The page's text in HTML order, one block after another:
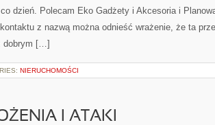
dzień. Polecam Eko Gadżety i Akcesoria i
z nazwą można odnieść wrażenie, że ta
dobrym […]
NIERUCHOMOŚCI
I ATAKI